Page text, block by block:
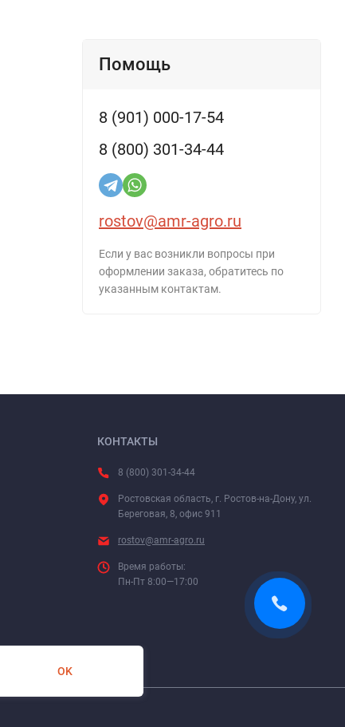
Помощь
8 (901) 000-17-54
8 (800) 301-34-44
rostov@amr-agro.ru
Если у вас возникли вопросы при
оформлении заказа, обратитесь по
указанным контактам.
КОНТАКТЫ
8 (800) 301-34-44
Ростовская область, г. Ростов-на-Дону, ул.
Береговая, 8, офис 911
rostov@amr-agro.ru
Время работы:
Пн-Пт 8:00—17:00
OK